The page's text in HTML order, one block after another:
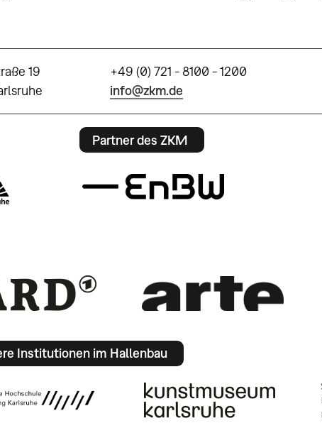
19
+49 (0) 721 - 8100 - 1200
info@zkm.de
Partner des ZKM
Institutionen im Hallenbau